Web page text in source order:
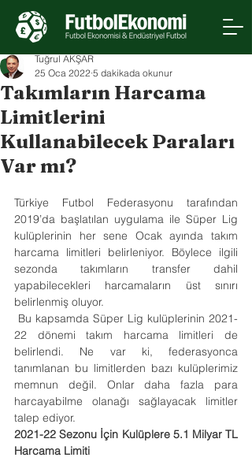
Takımların Harcama
Limitlerini
Kullanabilecek Paraları
Var mı?
Tuğrul AKŞAR
25 Oca 2022 5 dakikada okunur
Türkiye Futbol Federasyonu tarafından
2019’da başlatılan uygulama ile Süper Lig
kulüplerinin her sene Ocak ayında takım
harcama limitleri belirleniyor. Böylece ilgili
sezonda takımların transfer dahil
yapabilecekleri harcamaların üst sınırı
belirlenmiş oluyor.
Bu kapsamda Süper Lig kulüplerinin 2021-
22 dönemi takım harcama limitleri de
belirlendi. Ne var ki, federasyonca
tanımlanan bu limitlerden bazı kulüplerimiz
memnun değil. Onlar daha fazla para
harcayabilme olanağı sağlayacak limitler
talep ediyor.
2021-22 Sezonu İçin Kulüplere 5.1 Milyar TL
Harcama Limiti